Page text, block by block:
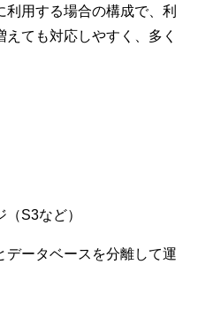
用する場合の構成で、利
ても対応しやすく、多く
S3など）
データベースを分離して運